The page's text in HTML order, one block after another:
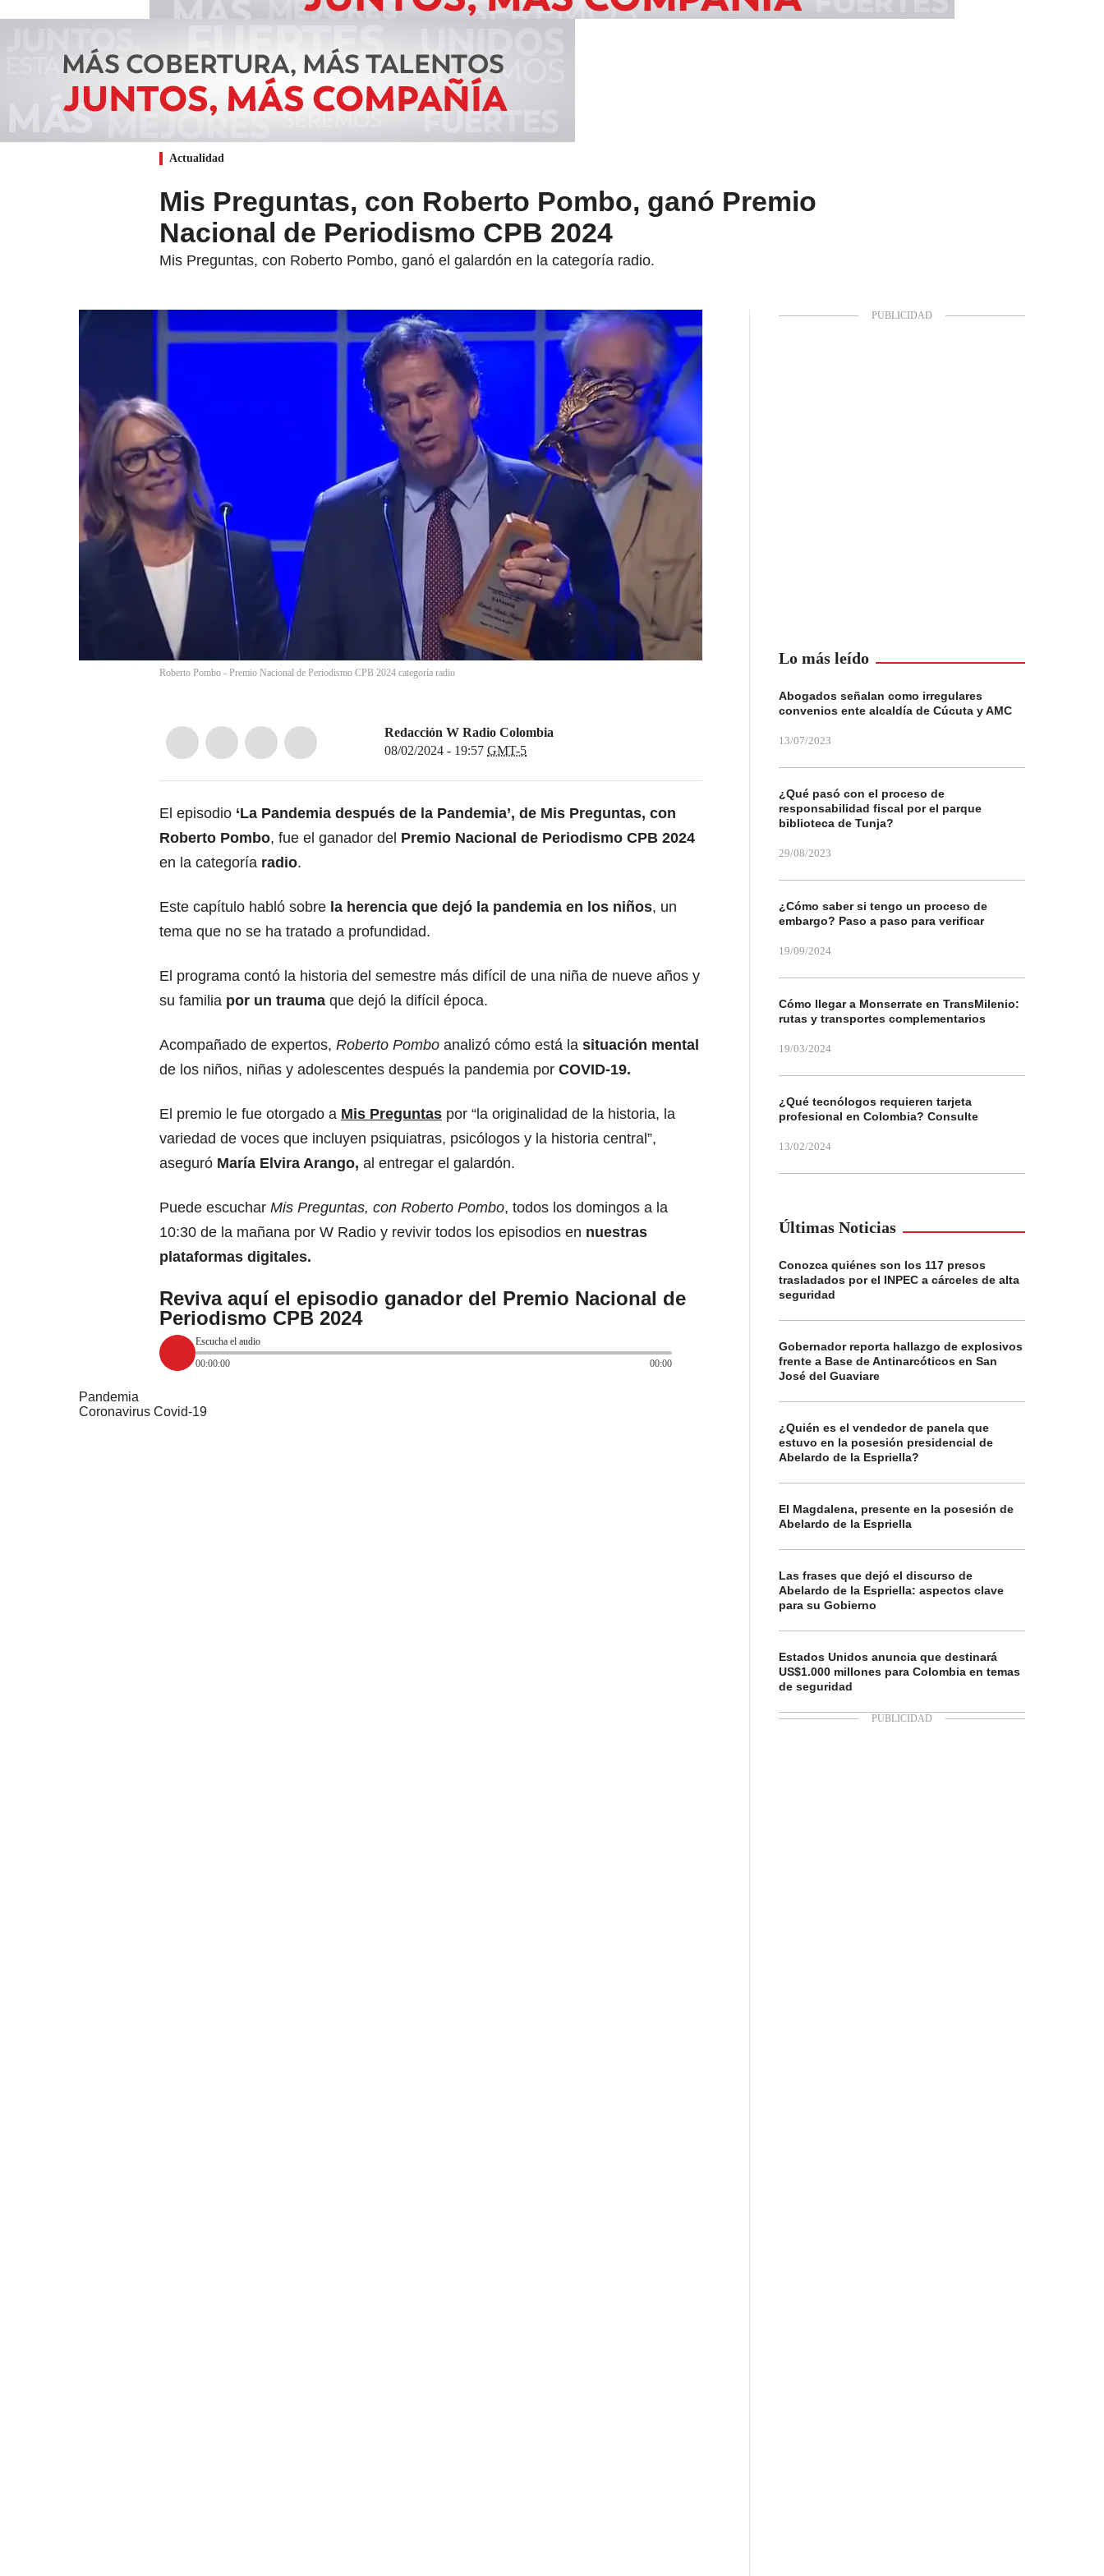
Actualidad
Mis Preguntas, con Roberto Pombo, ganó Premio
Nacional de Periodismo CPB 2024
Mis Preguntas, con Roberto Pombo, ganó el galardón en la categoría radio.
Roberto Pombo - Premio Nacional de Periodismo CPB 2024 categoría radio
Redacción W Radio Colombia
08/02/2024 - 19:57 GMT-5
El episodio ‘La Pandemia después de la Pandemia’, de Mis Preguntas, con
Roberto Pombo, fue el ganador del Premio Nacional de Periodismo CPB 2024
en la categoría radio.
Este capítulo habló sobre la herencia que dejó la pandemia en los niños, un
tema que no se ha tratado a profundidad.
El programa contó la historia del semestre más difícil de una niña de nueve años y
su familia por un trauma que dejó la difícil época.
Acompañado de expertos, Roberto Pombo analizó cómo está la situación mental
de los niños, niñas y adolescentes después la pandemia por COVID-19.
El premio le fue otorgado a Mis Preguntas por “la originalidad de la historia, la
variedad de voces que incluyen psiquiatras, psicólogos y la historia central”,
aseguró María Elvira Arango, al entregar el galardón.
Puede escuchar Mis Preguntas, con Roberto Pombo, todos los domingos a la
10:30 de la mañana por W Radio y revivir todos los episodios en nuestras
plataformas digitales.
Reviva aquí el episodio ganador del Premio Nacional de
Periodismo CPB 2024
Escucha el audio
00:00:00
00:00
Pandemia
Coronavirus Covid-19
Lo más leído
Abogados señalan como irregulares
convenios ente alcaldía de Cúcuta y AMC
13/07/2023
¿Qué pasó con el proceso de
responsabilidad fiscal por el parque
biblioteca de Tunja?
29/08/2023
¿Cómo saber si tengo un proceso de
embargo? Paso a paso para verificar
19/09/2024
Cómo llegar a Monserrate en TransMilenio:
rutas y transportes complementarios
19/03/2024
¿Qué tecnólogos requieren tarjeta
profesional en Colombia? Consulte
13/02/2024
Últimas Noticias
Conozca quiénes son los 117 presos
trasladados por el INPEC a cárceles de alta
seguridad
Gobernador reporta hallazgo de explosivos
frente a Base de Antinarcóticos en San
José del Guaviare
¿Quién es el vendedor de panela que
estuvo en la posesión presidencial de
Abelardo de la Espriella?
El Magdalena, presente en la posesión de
Abelardo de la Espriella
Las frases que dejó el discurso de
Abelardo de la Espriella: aspectos clave
para su Gobierno
Estados Unidos anuncia que destinará
US$1.000 millones para Colombia en temas
de seguridad